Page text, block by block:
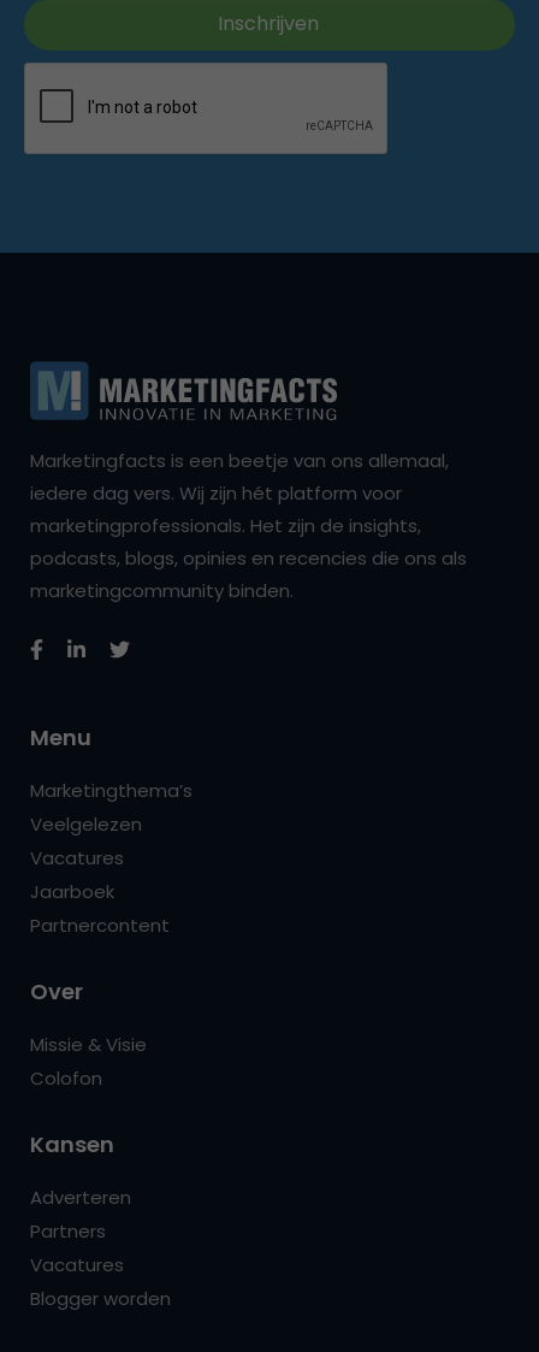
Marketingfacts is een beetje van ons allemaal,
iedere dag vers. Wij zijn hét platform voor
marketingprofessionals. Het zijn de insights,
podcasts, blogs, opinies en recencies die ons als
marketingcommunity binden.
Menu
Marketingthema’s
Veelgelezen
Vacatures
Jaarboek
Partnercontent
Over
Missie & Visie
Colofon
Kansen
Adverteren
Partners
Vacatures
Blogger worden